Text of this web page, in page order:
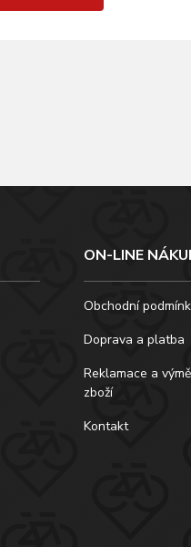
ON-LINE
Obchodní
Doprava a platba
Reklamace a
zboží
Kontakt